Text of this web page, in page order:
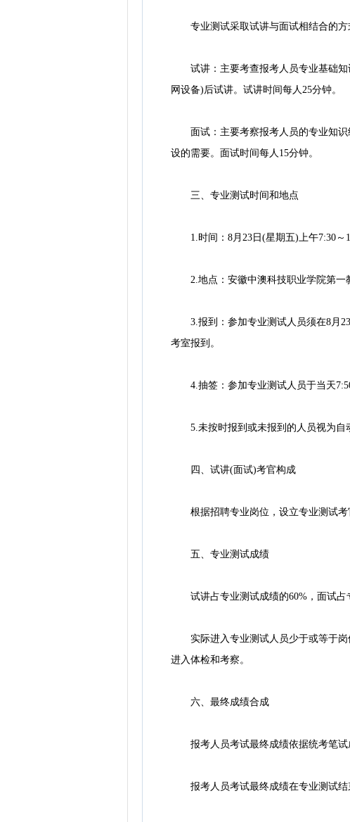
专业测试采取试讲与面试相结合的方
试讲：主要考查报考人员专业基础知
网设备)后试讲。试讲时间每人25分钟。
面试：主要考察报考人员的专业知识
设的需要。面试时间每人15分钟。
三、专业测试时间和地点
1.时间：8月23日(星期五)上午7:30～
2.地点：安徽中澳科技职业学院第一
3.报到：参加专业测试人员须在8月23
考室报到。
4.抽签：参加专业测试人员于当天7:50
5.未按时报到或未报到的人员视为自
四、试讲(面试)考官构成
根据招聘专业岗位，设立专业测试考
五、专业测试成绩
试讲占专业测试成绩的60%，面试占
实际进入专业测试人员少于或等于岗
进入体检和考察。
六、最终成绩合成
报考人员考试最终成绩依据统考笔试
报考人员考试最终成绩在专业测试结